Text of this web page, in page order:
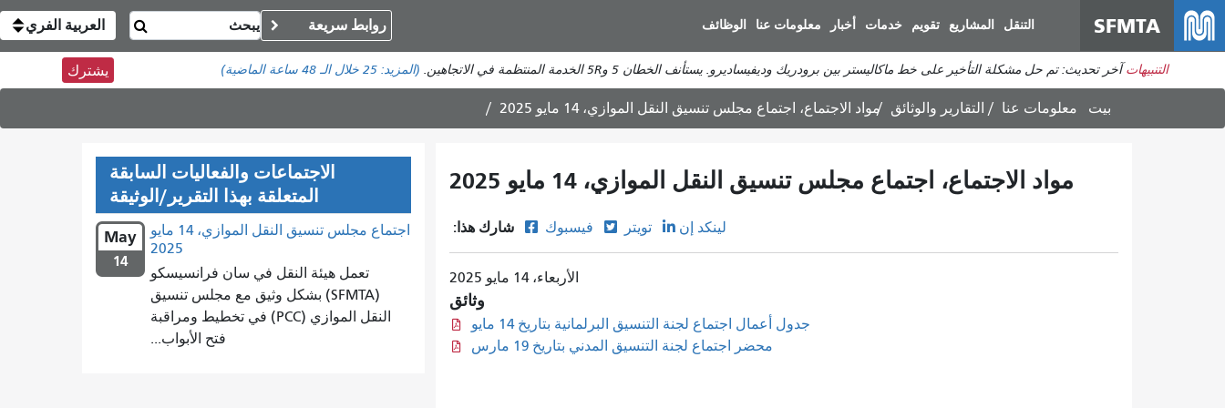
المحتوى
الرئيسي
SFMTA التنقل المشاريع تقويم خدمات أخبار معلومات عنا الوظائف روابط سريعة العربية الفري
التنبيهات آخر تحديث: تم حل مشكلة التأخير على خط ماكاليستر بين برودريك وديفيساديرو. يستأنف الخطان 5 و5R الخدمة المنتظمة في الاتجاهين. (المزيد:25 خلال الـ 48 ساعة الماضية) يشترك
بيت معلومات عنا التقارير والوثائق مواد الاجتماع، اجتماع مجلس تنسيق النقل الموازي، 14 مايو 2025
مواد الاجتماع، اجتماع مجلس تنسيق النقل الموازي، 14 مايو 2025
شارك هذا: فيسبوك تويتر لينكد إن
الأربعاء، 14 مايو 2025
وثائق
جدول أعمال اجتماع لجنة التنسيق البرلمانية بتاريخ 14 مايو
محضر اجتماع لجنة التنسيق المدني بتاريخ 19 مارس
الاجتماعات والفعاليات السابقة
المتعلقة بهذا التقرير/الوثيقة
May
14
اجتماع مجلس تنسيق النقل الموازي، 14 مايو
2025
تعمل هيئة النقل في سان فرانسيسكو
(SFMTA) بشكل وثيق مع مجلس تنسيق
النقل الموازي (PCC) في تخطيط ومراقبة
فتح الأبواب...